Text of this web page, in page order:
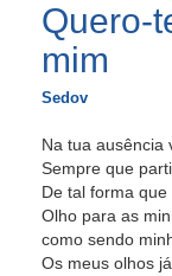
Quero-
mim
Sedov
Na tua ausência
Sempre que
De tal forma
Olho para as
como sendo
Os meus olhos